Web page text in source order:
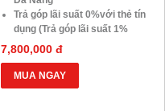
Trả góp lãi suất 0%với thẻ tín
dụng (Trả góp lãi suất 1%
HDsaison - chỉ cần CMND
BLX hoặc hộ khẩu gốc )
Giảm 20%khi nâng cấp Ram-
SSD
7,800,000 đ
MUA NGAY